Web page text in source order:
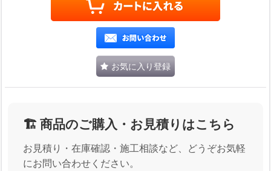
お気に入り登録
🏗️ 商品のご購入・お見積りはこちら
お見積り・在庫確認・施工相談など、どうぞお気軽
にお問い合わせください。